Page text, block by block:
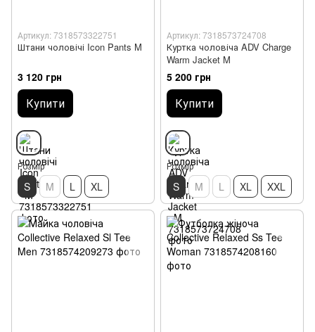
Артикул: 7318573322751
Штани чоловічі Icon Pants M
3 120 грн
Купити
Розмір
S M L XL
Артикул: 7318573724708
Куртка чоловіча ADV Charge
Warm Jacket M
5 200 грн
Купити
Розмір
S M L XL XXL